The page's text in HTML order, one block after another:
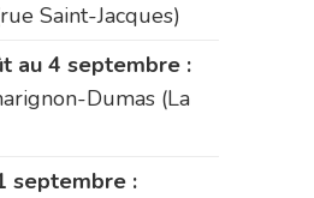
Saint-Jacques)
au 4 septembre :
Dumas (La
septembre :